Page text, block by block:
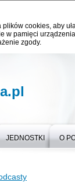
plików cookies, aby
w pamięci
zgody.
JEDNOSTKI O